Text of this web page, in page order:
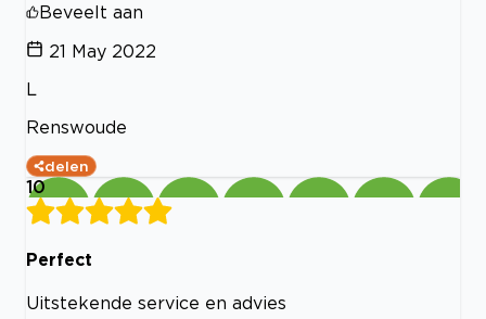
Beveelt aan
21 May 2022
L
Renswoude
delen
10
Perfect
Uitstekende service en advies